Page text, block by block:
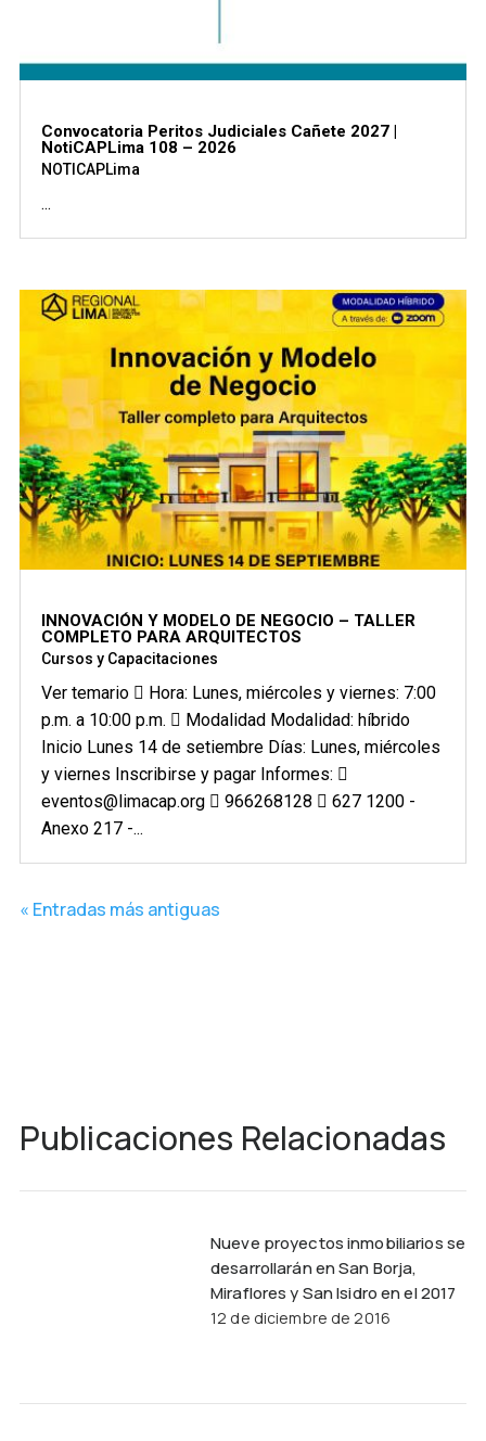
Convocatoria Peritos Judiciales Cañete 2027 |
NotiCAPLima 108 – 2026
NOTICAPLima
...
INNOVACIÓN Y MODELO DE NEGOCIO – TALLER
COMPLETO PARA ARQUITECTOS
Cursos y Capacitaciones
Ver temario  Hora: Lunes, miércoles y viernes: 7:00
p.m. a 10:00 p.m.  Modalidad Modalidad: híbrido
Inicio Lunes 14 de setiembre Días: Lunes, miércoles
y viernes Inscribirse y pagar Informes: 
eventos@limacap.org  966268128  627 1200 -
Anexo 217 -...
« Entradas más antiguas
Publicaciones Relacionadas
Nueve proyectos inmobiliarios se
desarrollarán en San Borja,
Miraflores y San Isidro en el 2017
12 de diciembre de 2016